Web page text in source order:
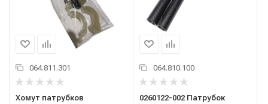
064.811.301
Хомут патрубков
064.810.100
0260122-002 Патрубок